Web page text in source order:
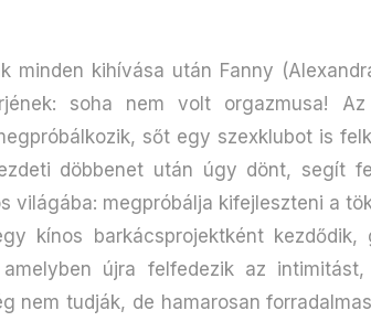
minden kihívása után Fanny
soha nem volt orgazmusa! Az
sőt egy szexklubot is
döbbenet után úgy dönt, segít
világába: megpróbálja kifejleszteni a
kínos barkácsprojektként
újra felfedezik az
nem tudják, de hamarosan